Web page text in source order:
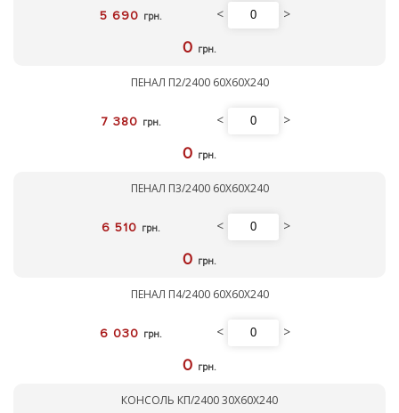
5 690 грн. < >
0 грн.
ПЕНАЛ П2/2400 60Х60Х240
7 380 грн. < >
0 грн.
ПЕНАЛ П3/2400 60Х60Х240
6 510 грн. < >
0 грн.
ПЕНАЛ П4/2400 60Х60Х240
6 030 грн. < >
0 грн.
КОНСОЛЬ КП/2400 30Х60Х240